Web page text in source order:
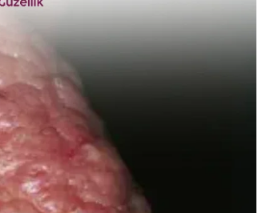
Splendor X
Ben Alma
Botoks
Uygulaması
Mezoterapi
Uygulaması
Tüm Hizmetler